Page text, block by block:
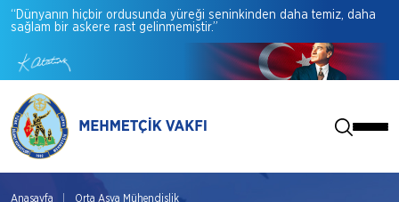
“Dünyanın hiçbir ordusunda yüreği seninkinden daha temiz, daha
sağlam bir askere rast gelinmemiştir.”
Anasayfa Orta Asya Mühendislik